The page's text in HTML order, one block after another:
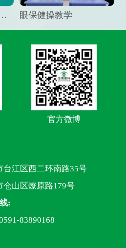
，预防孩子近视竟然这么“简单” 眼保健操教学
官方微博
台江区西二环南路35号
仓山区燎原路179号
:
83890168